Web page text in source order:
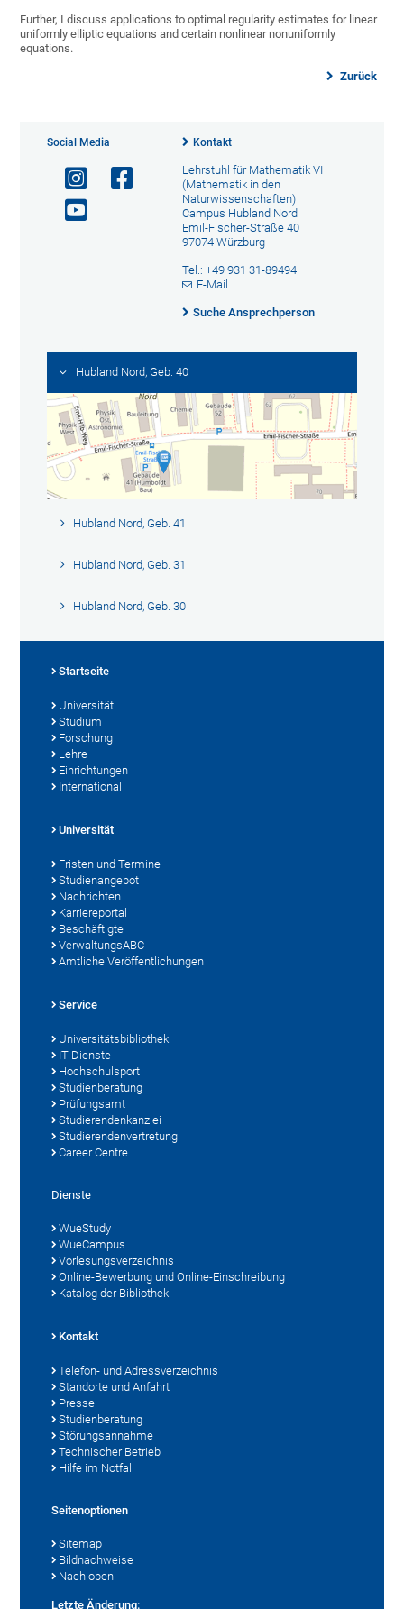
Further, I discuss applications to optimal regularity estimates for linear
uniformly elliptic equations and certain nonlinear nonuniformly
equations.
Zurück
Social Media Kontakt
Lehrstuhl für Mathematik VI
(Mathematik in den
Naturwissenschaften)
Campus Hubland Nord
Emil-Fischer-Straße 40
97074 Würzburg
Tel.: +49 931 31-89494
E-Mail
Suche Ansprechperson
Hubland Nord, Geb. 40
Hubland Nord, Geb. 41
Hubland Nord, Geb. 31
Hubland Nord, Geb. 30
Startseite
Universität
Studium
Forschung
Lehre
Einrichtungen
International
Universität
Fristen und Termine
Studienangebot
Nachrichten
Karriereportal
Beschäftigte
VerwaltungsABC
Amtliche Veröffentlichungen
Service
Universitätsbibliothek
IT-Dienste
Hochschulsport
Studienberatung
Prüfungsamt
Studierendenkanzlei
Studierendenvertretung
Career Centre
Dienste
WueStudy
WueCampus
Vorlesungsverzeichnis
Online-Bewerbung und Online-Einschreibung
Katalog der Bibliothek
Kontakt
Telefon- und Adressverzeichnis
Standorte und Anfahrt
Presse
Studienberatung
Störungsannahme
Technischer Betrieb
Hilfe im Notfall
Seitenoptionen
Sitemap
Bildnachweise
Nach oben
Letzte Änderung: